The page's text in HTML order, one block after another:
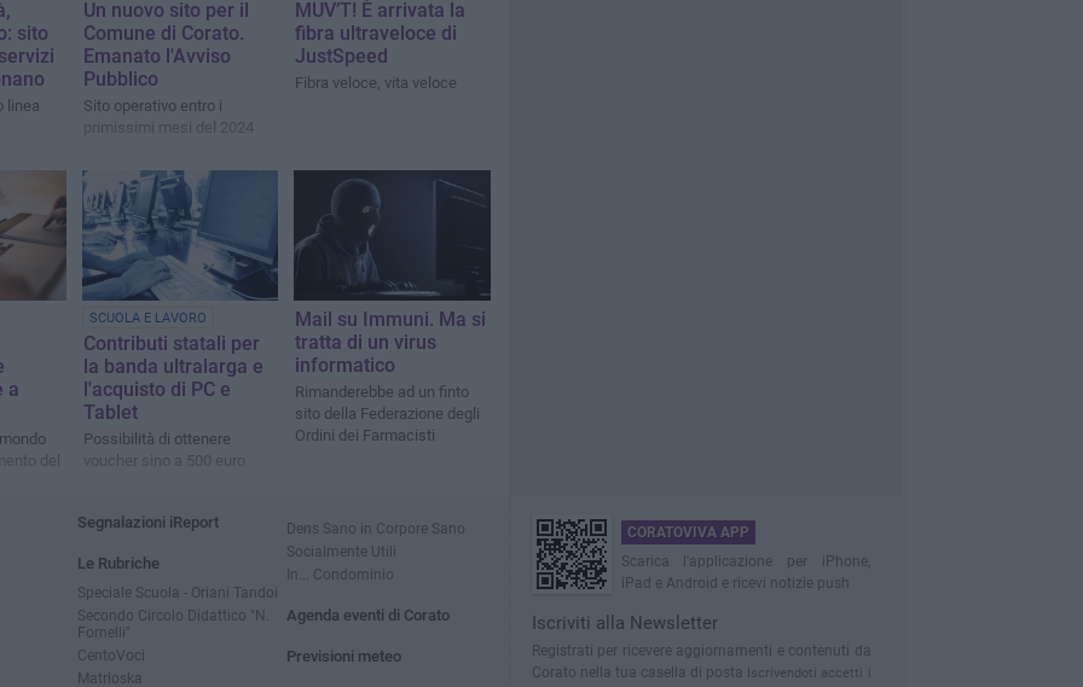
sito
linea
Un nuovo sito per il
Comune di Corato.
Emanato l'Avviso
Pubblico
Sito operativo entro i
primissimi mesi del 2024
MUV’T! È arrivata la
fibra ultraveloce di
JustSpeed
Fibra veloce, vita veloce
a
del
SCUOLA E LAVORO
Contributi statali per
la banda ultralarga e
l'acquisto di PC e
Tablet
Possibilità di ottenere
voucher sino a 500 euro
Mail su Immuni. Ma si
tratta di un virus
informatico
Rimanderebbe ad un finto
sito della Federazione degli
Ordini dei Farmacisti
Segnalazioni iReport
Le Rubriche
Speciale Scuola - Oriani Tandoi
Secondo Circolo Didattico "N.
Fornelli"
CentoVoci
Matrioska
Dens Sano in Corpore Sano
Socialmente Utili
In... Condominio
Agenda eventi di Corato
Previsioni meteo
CORATOVIVA APP
Scarica l'applicazione per iPhone,
iPad e Android e ricevi notizie push
Iscriviti alla Newsletter
Registrati per ricevere aggiornamenti e contenuti da
Corato nella tua casella di posta Iscrivendoti accetti i